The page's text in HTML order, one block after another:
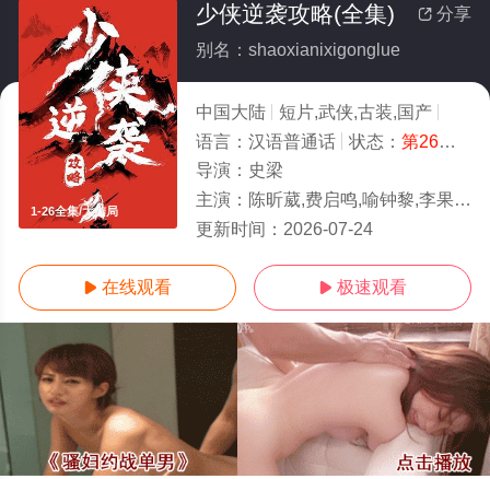
1-26全集/大结局
 分享
少侠逆袭攻略(全集)
别名：shaoxianixigonglue
中国大陆 短片,武侠,古装,国产
语言： 汉语普通话 状态： 第26集已完结
导演： 史梁
主演： 陈昕葳,费启鸣,喻钟黎,李果,张竞达,岳冬峰
更新时间： 2026-07-24
 在线观看  极速观看